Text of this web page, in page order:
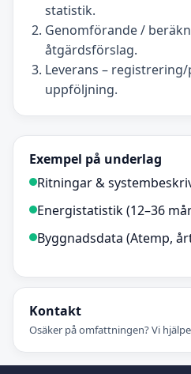
statistik.
Genomförande /
åtgärdsförslag.
Leverans –
uppföljning.
Exempel på underlag
Ritningar &
Energistatistik (12–36
Byggnadsdata (Atemp,
Kontakt
Osäker på omfattningen? Vi